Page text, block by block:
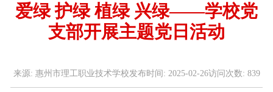
爱绿 护绿 植绿 兴绿——学校党
支部开展主题党日活动
来源: 惠州市理工职业技术学校发布时间: 2025-02-26访问次数: 839